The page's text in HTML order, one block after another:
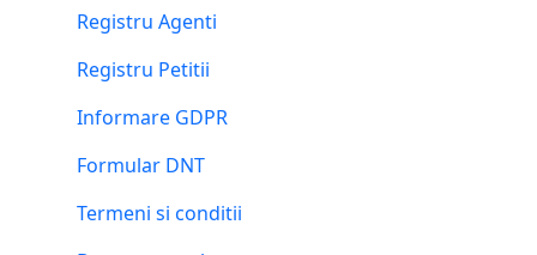
Registru Agenti
Registru Petitii
Informare GDPR
Formular DNT
Termeni si conditii